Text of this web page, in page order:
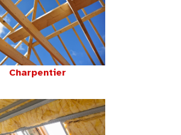
Charpentier